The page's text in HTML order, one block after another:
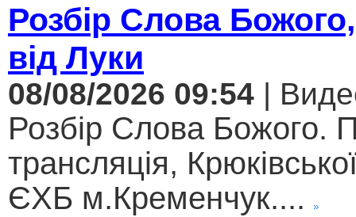
Розбір Слова
від Луки
08/08/2026 09:54 |
Розбір Слова Божого.
трансляція,
ЄХБ м.Кременчук....